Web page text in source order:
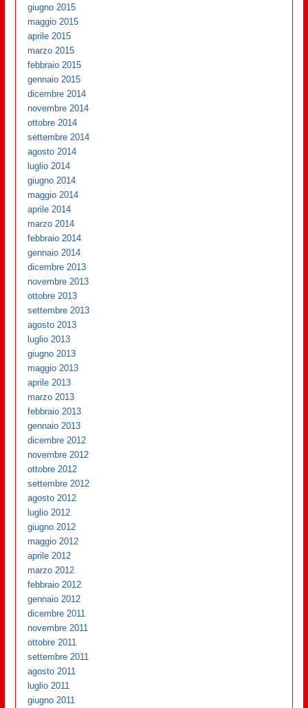
giugno 2015
maggio 2015
aprile 2015
marzo 2015
febbraio 2015
gennaio 2015
dicembre 2014
novembre 2014
ottobre 2014
settembre 2014
agosto 2014
luglio 2014
giugno 2014
maggio 2014
aprile 2014
marzo 2014
febbraio 2014
gennaio 2014
dicembre 2013
novembre 2013
ottobre 2013
settembre 2013
agosto 2013
luglio 2013
giugno 2013
maggio 2013
aprile 2013
marzo 2013
febbraio 2013
gennaio 2013
dicembre 2012
novembre 2012
ottobre 2012
settembre 2012
agosto 2012
luglio 2012
giugno 2012
maggio 2012
aprile 2012
marzo 2012
febbraio 2012
gennaio 2012
dicembre 2011
novembre 2011
ottobre 2011
settembre 2011
agosto 2011
luglio 2011
giugno 2011